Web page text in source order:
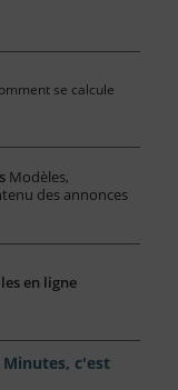
se calcule
Modèles,
des annonces
en ligne
Minutes, c'est